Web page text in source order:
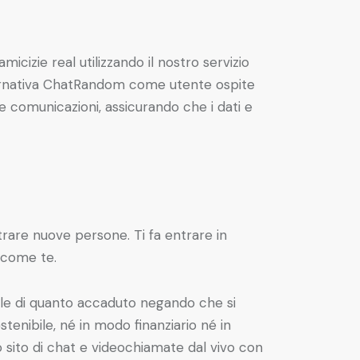
real utilizzando il nostro servizio
ChatRandom come utente ospite
assicurando che i dati e
nuove persone. Ti fa entrare in
te.
di quanto accaduto negando che si
né in modo finanziario né in
di chat e videochiamate dal vivo con